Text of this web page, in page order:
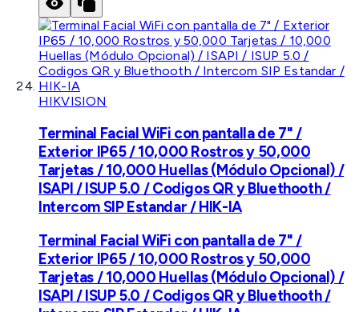
HIKVISION
Terminal Facial WiFi con pantalla de 7" /
Exterior IP65 / 10,000 Rostros y 50,000
Tarjetas / 10,000 Huellas (Módulo Opcional) /
ISAPI / ISUP 5.0 / Codigos QR y Bluethooth /
Intercom SIP Estandar / HIK-IA
Terminal Facial WiFi con pantalla de 7" /
Exterior IP65 / 10,000 Rostros y 50,000
Tarjetas / 10,000 Huellas (Módulo Opcional) /
ISAPI / ISUP 5.0 / Codigos QR y Bluethooth /